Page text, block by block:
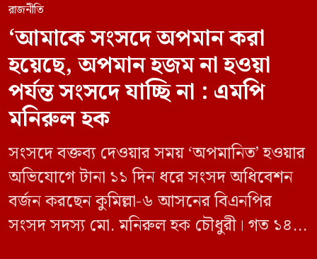
রাজনীতি
‘আমাকে সংসদে অপমান করা
হয়েছে, অপমান হজম না হওয়া
পর্যন্ত সংসদে যাচ্ছি না : এমপি
মনিরুল হক
সংসদে বক্তব্য দেওয়ার সময় ‘অপমানিত’ হওয়ার
অভিযোগে টানা ১১ দিন ধরে সংসদ অধিবেশন
বর্জন করছেন কুমিল্লা-৬ আসনের বিএনপির
সংসদ সদস্য মো. মনিরুল হক চৌধুরী। গত ১৪